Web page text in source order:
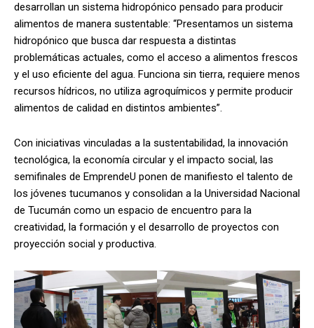
desarrollan un sistema hidropónico pensado para producir
alimentos de manera sustentable: “Presentamos un sistema
hidropónico que busca dar respuesta a distintas
problemáticas actuales, como el acceso a alimentos frescos
y el uso eficiente del agua. Funciona sin tierra, requiere menos
recursos hídricos, no utiliza agroquímicos y permite producir
alimentos de calidad en distintos ambientes”.
Con iniciativas vinculadas a la sustentabilidad, la innovación
tecnológica, la economía circular y el impacto social, las
semifinales de EmprendeU ponen de manifiesto el talento de
los jóvenes tucumanos y consolidan a la Universidad Nacional
de Tucumán como un espacio de encuentro para la
creatividad, la formación y el desarrollo de proyectos con
proyección social y productiva.